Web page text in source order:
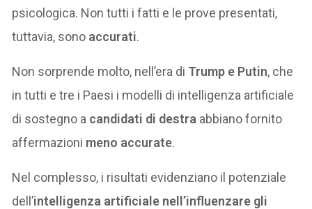
psicologica. Non tutti i fatti e le prove presentati,
tuttavia, sono accurati.
Non sorprende molto, nell’era di Trump e Putin, che
in tutti e tre i Paesi i modelli di intelligenza artificiale
di sostegno a candidati di destra abbiano fornito
affermazioni meno accurate.
Nel complesso, i risultati evidenziano il potenziale
dell’intelligenza artificiale nell’influenzare gli